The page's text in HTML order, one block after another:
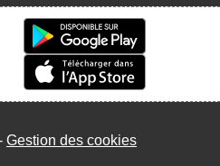
Gestion des cookies